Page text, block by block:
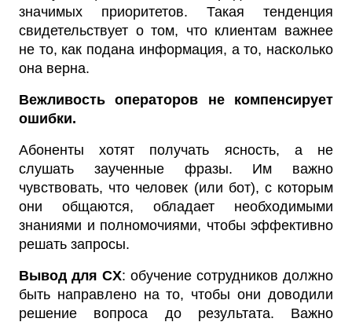
значимых приоритетов. Такая тенденция
свидетельствует о том, что клиентам важнее
не то, как подана информация, а то, насколько
она верна.
Вежливость операторов не компенсирует
ошибки.
Абоненты хотят получать ясность, а не
слушать заученные фразы. Им важно
чувствовать, что человек (или бот), с которым
они общаются, обладает необходимыми
знаниями и полномочиями, чтобы эффективно
решать запросы.
Вывод для CX: обучение сотрудников должно
быть направлено на то, чтобы они доводили
решение вопроса до результата. Важно